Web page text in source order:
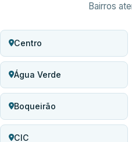
Bairros
Centro
Água Verde
Boqueirão
CIC